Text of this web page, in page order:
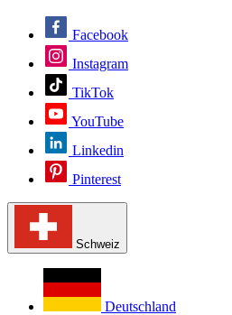
Facebook
Instagram
TikTok
YouTube
Linkedin
Pinterest
Schweiz
Deutschland